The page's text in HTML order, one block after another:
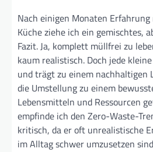
Nach einigen Monaten
Küche ziehe ich ein gemischtes,
Fazit. Ja, komplett müllfrei zu
kaum realistisch. Doch jede
und trägt zu einem nachhaltigen
die Umstellung zu einem
Lebensmitteln und Ressourcen
empfinde ich den Zero-Waste-
kritisch, da er oft unrealistische
im Alltag schwer umzusetzen